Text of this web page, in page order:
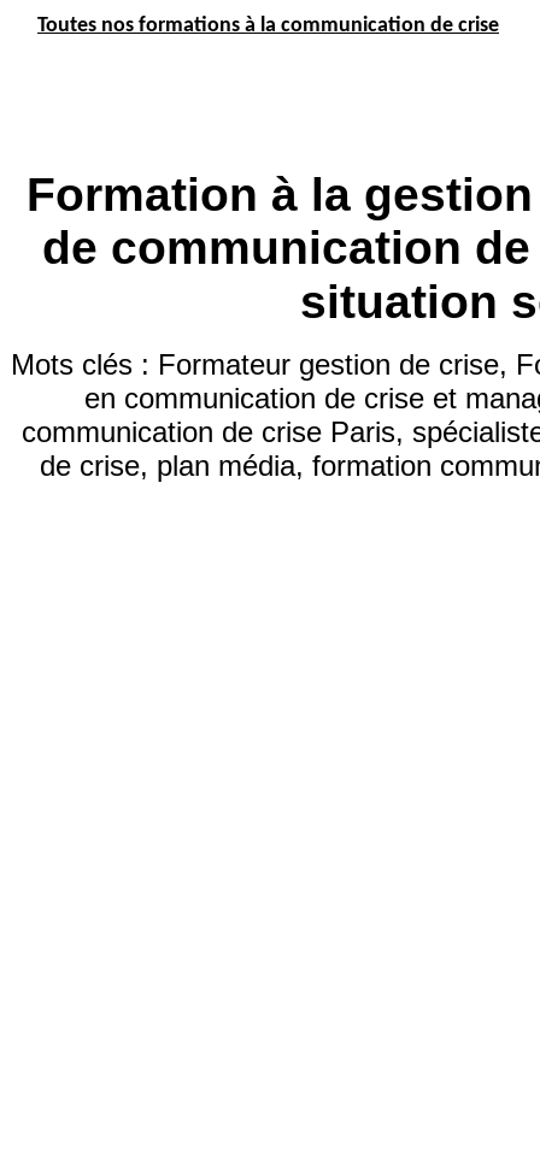
Toutes nos formations à la communication de crise
Formation à la
de communication
situation
Mots clés : Formateur gestion de crise,
en communication de crise et
communication de crise Paris,
de crise, plan média, formation